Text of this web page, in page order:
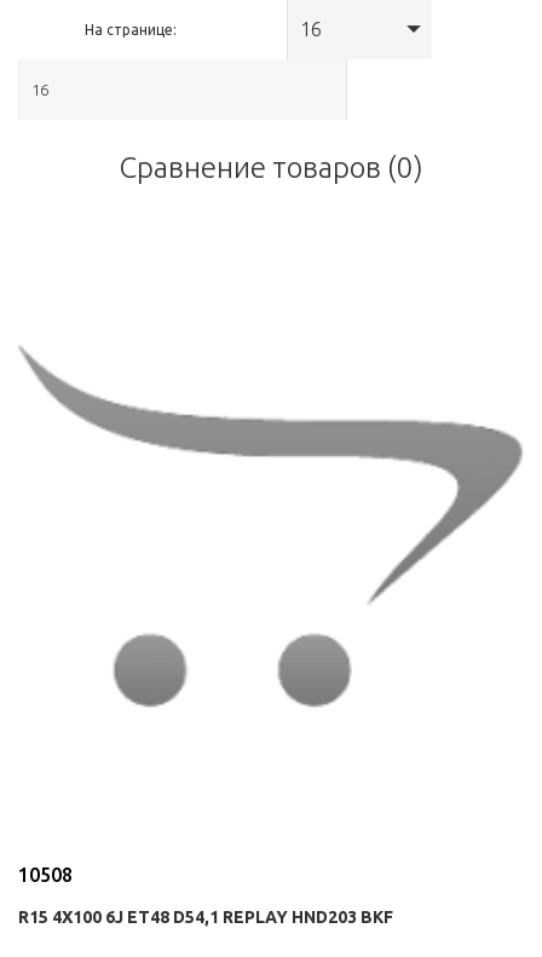
На странице: 16
Сравнение товаров (0)
10508
R15 4X100 6J ET48 D54,1 REPLAY HND203 BKF